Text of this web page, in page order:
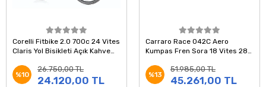
Corelli Fitbike 2.0 700c 24 Vites
Claris Yol Bisikleti Açık Kahve
%10
26.750,00 TL
24.120,00 TL
Carraro Race 042C Aero
Kumpas Fren Sora 18 Vites 28
Siyah 54 Kadro
%13
51.985,00 TL
45.261,00 TL